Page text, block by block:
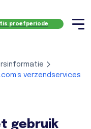
proefperiode
verzendservices
gebruik